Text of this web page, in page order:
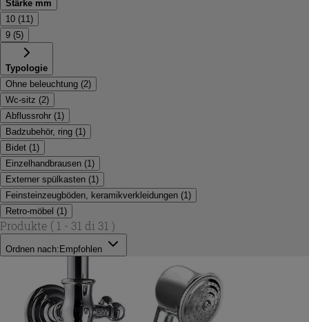
Stärke mm
10 (11 )
9 (5)
Typologie
Ohne beleuchtung (2)
Wc-sitz (2)
Abflussrohr (1 )
Badzubehör, ring (1 )
Bidet (1 )
Einzelhandbrausen (1 )
Externer spülkasten (1 )
Feinsteinzeugböden, keramikverkleidungen (1 )
Retro-möbel (1 )
Produkte ( 1 - 31 di 31 )
Ordnen nach: Empfohlen